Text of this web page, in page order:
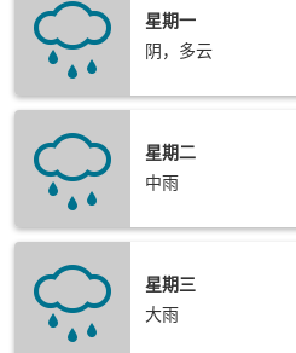
星期一
阴，多云
星期二
中雨
星期三
大雨